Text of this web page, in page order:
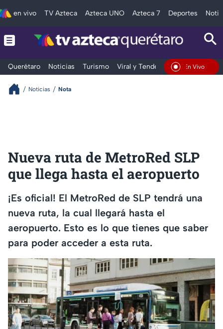
en vivo TV Azteca Azteca UNO Azteca 7 Deportes
Querétaro Noticias Turismo Viral y Tendencia Clima
En Vivo
Noticias Nota
Nueva ruta de MetroRed SLP
que llega hasta el aeropuerto
¡Es oficial! El MetroRed de SLP tendrá una
nueva ruta, la cual llegará hasta el
aeropuerto. Esto es lo que tienes que saber
para poder acceder a esta ruta.